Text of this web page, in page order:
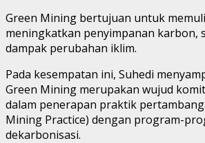
Green Mining bertujuan untuk
meningkatkan penyimpanan karbon,
dampak perubahan iklim.
Pada kesempatan ini, Suhedi
Green Mining merupakan wujud
dalam penerapan praktik
Mining Practice) dengan program-
dekarbonisasi.